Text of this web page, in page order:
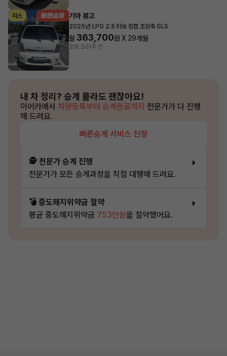
리스 기아 봉고
2025년· LPG 2.5 터보 킹캡 초장축 GLS
월 363,700원 X 29개월
조회 501주 전
내 차 정리? 승계 몰라도 괜찮아요!
이어카에서 차량등록부터 승계완료까지 전문가가 다 진행
해 드려요.
빠른승계 서비스 신청
🕵️ 전문가 승계 진행
전문가가 모든 승계과정을 직접 대행해 드려요.
💣 중도해지위약금 절약
평균 중도해지위약금 753만원을 절약했어요.